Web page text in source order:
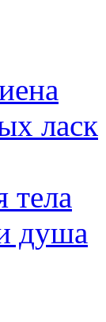
ласк
тела
душа